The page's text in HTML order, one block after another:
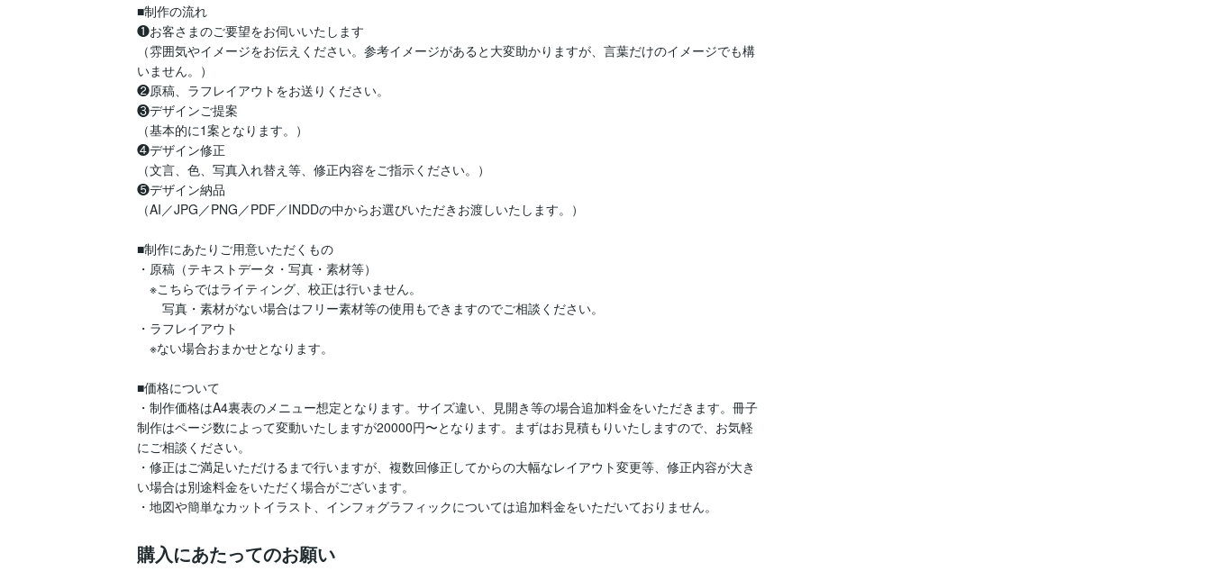
■制作の流れ
❶お客さまのご要望をお伺いいたします
（雰囲気やイメージをお伝えください。参考イメージがあると大変助かりますが、言葉だけのイメージでも構
いません。）
❷原稿、ラフレイアウトをお送りください。
❸デザインご提案
（基本的に1案となります。）
❹デザイン修正
（文言、色、写真入れ替え等、修正内容をご指示ください。）
❺デザイン納品
（AI／JPG／PNG／PDF／INDDの中からお選びいただきお渡しいたします。）
■制作にあたりご用意いただくもの
・原稿（テキストデータ・写真・素材等）
※こちらではライティング、校正は行いません。
写真・素材がない場合はフリー素材等の使用もできますのでご相談ください。
・ラフレイアウト
※ない場合おまかせとなります。
■価格について
・制作価格はA4裏表のメニュー想定となります。サイズ違い、見開き等の場合追加料金をいただきます。冊子
制作はページ数によって変動いたしますが20000円〜となります。まずはお見積もりいたしますので、お気軽
にご相談ください。
・修正はご満足いただけるまで行いますが、複数回修正してからの大幅なレイアウト変更等、修正内容が大き
い場合は別途料金をいただく場合がございます。
・地図や簡単なカットイラスト、インフォグラフィックについては追加料金をいただいておりません。
購入にあたってのお願い